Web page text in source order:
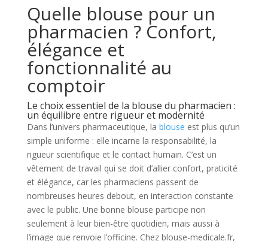
Quelle blouse pour un
pharmacien ? Confort,
élégance et
fonctionnalité au
comptoir
Le choix essentiel de la blouse du pharmacien :
un équilibre entre rigueur et modernité
Dans l’univers pharmaceutique, la blouse est plus qu’un
simple uniforme : elle incarne la responsabilité, la
rigueur scientifique et le contact humain. C’est un
vêtement de travail qui se doit d’allier confort, praticité
et élégance, car les pharmaciens passent de
nombreuses heures debout, en interaction constante
avec le public. Une bonne blouse participe non
seulement à leur bien-être quotidien, mais aussi à
l’image que renvoie l’officine. Chez blouse-medicale.fr,